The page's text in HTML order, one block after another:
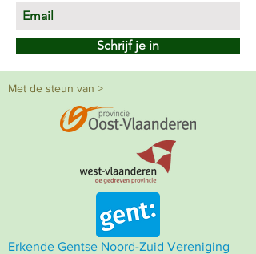
Schrijf je in
Met de steun van >
Erkende Gentse Noord-Zuid Vereniging